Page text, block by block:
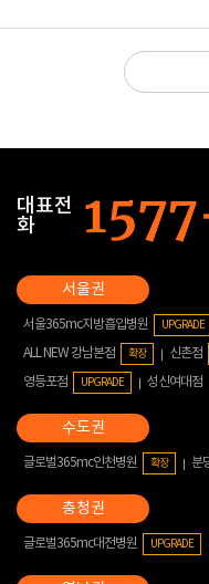
대표전
화
서울365mc지방흡입병원 UPGRADE
ALL NEW 강남본점 확장 신촌점
영등포점
UPGRADE 성신여대점
글로벌365mc인천병원 확장 분
글로벌365mc대전병원 UPGRADE